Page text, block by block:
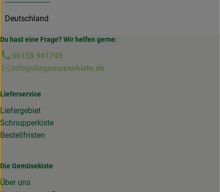
Deutschland
Du hast eine Frage? Wir helfen gerne:
06158 941740
info@diegemuesekiste.de
Lieferservice
Liefergebiet
Schnupperkiste
Bestellfristen
Die Gemüsekiste
Über uns